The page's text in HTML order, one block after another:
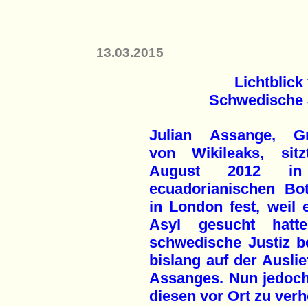
13.03.2015
Lichtblick
Julian Assange,
von Wikileaks,
August 2012
ecuadorianischen
in London fest, weil
Asyl gesucht
schwedische Justiz
bislang auf der
Assanges. Nun
diesen vor Ort zu